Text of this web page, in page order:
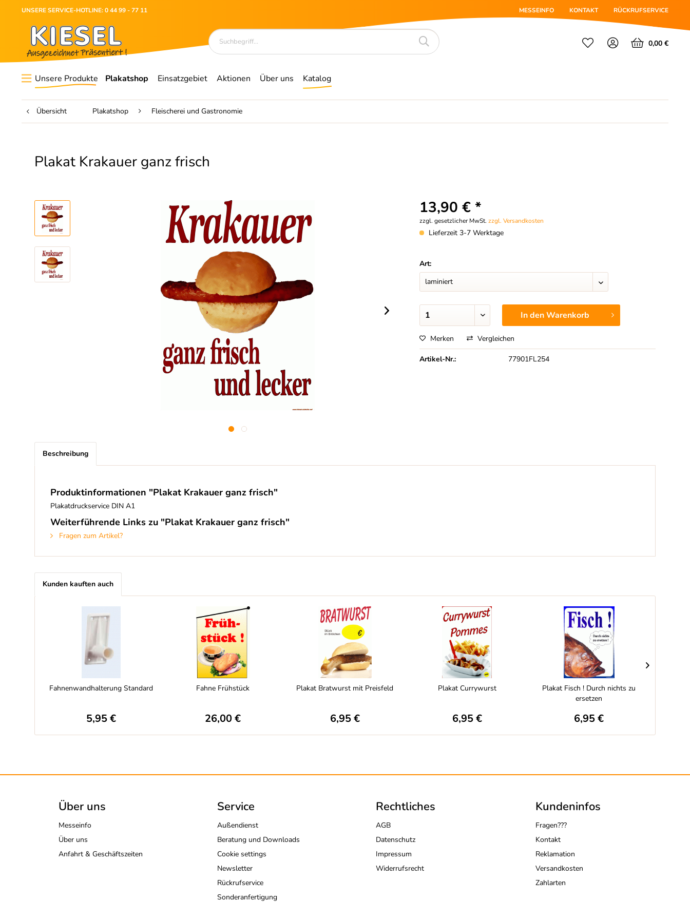
UNSERE SERVICE-HOTLINE: 0 44 99 - 77 11 MESSEINFO KONTAKT RÜCKRUFSERVICE
0,00 €
Unsere Produkte Plakatshop Einsatzgebiet Aktionen Über uns Katalog
Übersicht Plakatshop Fleischerei und Gastronomie
Plakat Krakauer ganz frisch
13,90 € *
zzgl. gesetzlicher MwSt.zzgl. Versandkosten
Lieferzeit 3-7 Werktage
Art:
In denWarenkorb
Merken Vergleichen
Artikel-Nr.: 77901FL254
Beschreibung
Produktinformationen "Plakat Krakauer ganz frisch"
Plakatdruckservice DIN A1
Weiterführende Links zu "Plakat Krakauer ganz frisch"
Fragen zum Artikel?
Kunden kauften auch
Fahnenwandhalterung Standard
5,95 €
Fahne Frühstück
26,00 €
Plakat Bratwurst mit Preisfeld
6,95 €
Plakat Currywurst
6,95 €
Plakat Fisch ! Durch nichts zu
ersetzen
6,95 €
Über uns
Messeinfo
Über uns
Anfahrt & Geschäftszeiten
Service
Außendienst
Beratung und Downloads
Cookie settings
Newsletter
Rückrufservice
Sonderanfertigung
Rechtliches
AGB
Datenschutz
Impressum
Widerrufsrecht
Kundeninfos
Fragen???
Kontakt
Reklamation
Versandkosten
Zahlarten